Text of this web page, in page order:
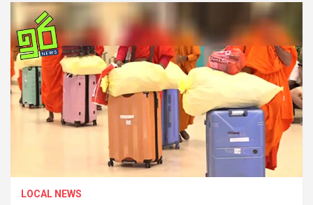
LOCAL NEWS